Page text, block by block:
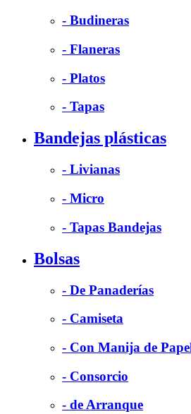
- Budineras
- Flaneras
- Platos
- Tapas
Bandejas plásticas
- Livianas
- Micro
- Tapas Bandejas
Bolsas
- De Panaderías
- Camiseta
- Con Manija de
- Consorcio
- de Arranque